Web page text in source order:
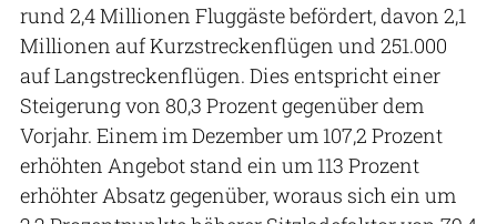
rund 2,4 Millionen Fluggäste befördert, davon 2,1
Millionen auf Kurzstreckenflügen und 251.000
auf Langstreckenflügen. Dies entspricht einer
Steigerung von 80,3 Prozent gegenüber dem
Vorjahr. Einem im Dezember um 107,2 Prozent
erhöhten Angebot stand ein um 113 Prozent
erhöhter Absatz gegenüber, woraus sich ein um